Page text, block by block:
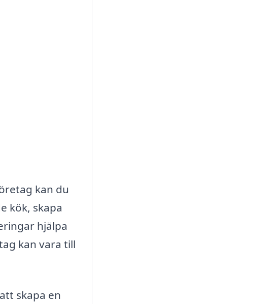
kan du
kök, skapa
hjälpa
kan vara till
skapa en